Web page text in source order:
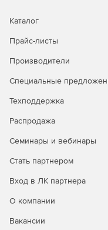
библиотеках
разрешениях
Архивирование
Позволяет
соответствия в
журналов аудита
формирования
Каталог
Прайс-листы
Производители
Специальные
Техподдержка
Распродажа
Семинары и вебинары
Стать партнером
Вход в ЛК партнера
О компании
Вакансии